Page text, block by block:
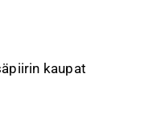
kaupat